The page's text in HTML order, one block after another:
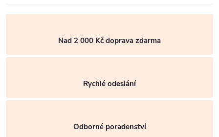
Nad 2 000 Kč doprava zdarma
Rychlé odeslání
Odborné poradenství